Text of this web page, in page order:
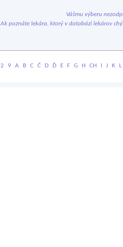
Vášmu výberu
Ak poznáte lekára, ktorý v databázi lekárov
2 9 A B C Č D Ď E F G H CH I J K L